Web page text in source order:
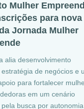
Mulher
para nova
Jornada Mulher
alia desenvolvimento
de negócios e
para fortalecer
em um cenário
busca por